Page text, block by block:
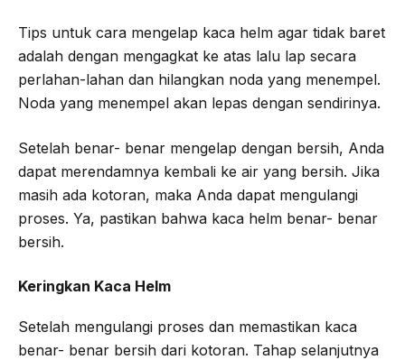
Tips untuk cara mengelap kaca helm agar tidak baret
adalah dengan mengagkat ke atas lalu lap secara
perlahan-lahan dan hilangkan noda yang menempel.
Noda yang menempel akan lepas dengan sendirinya.
Setelah benar- benar mengelap dengan bersih, Anda
dapat merendamnya kembali ke air yang bersih. Jika
masih ada kotoran, maka Anda dapat mengulangi
proses. Ya, pastikan bahwa kaca helm benar- benar
bersih.
Keringkan Kaca Helm
Setelah mengulangi proses dan memastikan kaca
benar- benar bersih dari kotoran. Tahap selanjutnya